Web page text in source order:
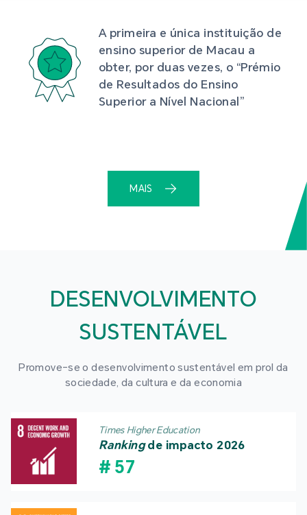
A primeira e única instituição de
ensino superior de Macau a
obter, por duas vezes, o “Prémio
de Resultados do Ensino
Superior a Nível Nacional”
MAIS
DESENVOLVIMENTO
SUSTENTÁVEL
Promove-se o desenvolvimento sustentável em prol da
sociedade, da cultura e da economia
Times Higher Education
Rankingde impacto 2026
# 57